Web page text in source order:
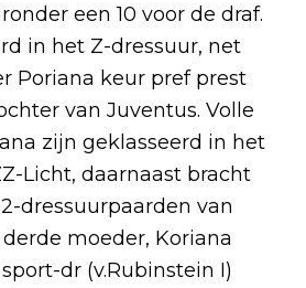
een 10 voor de draf.
in het Z-dressuur, net
Poriana keur pref prest
van Juventus. Volle
zijn geklasseerd in het
Licht, daarnaast bracht
dressuurpaarden van
moeder, Koriana
dr (v.Rubinstein I)